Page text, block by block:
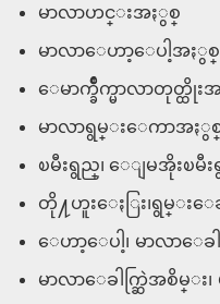
မာလာဟင္းအႏွစ္
မာလာေဟာ့ေပါ့အႏွစ္
ေမာက္ခ်ိဳက္မာလာတုတ္ထိုး
မာလာရွမ္းေကာအႏွ
ၿမီးရွည္၊ ေျမအိုးၿမီး
တို႔ဟူးေႏြး၊ရွမ္းေခ
ေဟာ့ေပါ့၊ မာလာေခါ
မာလာေခါက္ဆြဲအစိမ္း၊